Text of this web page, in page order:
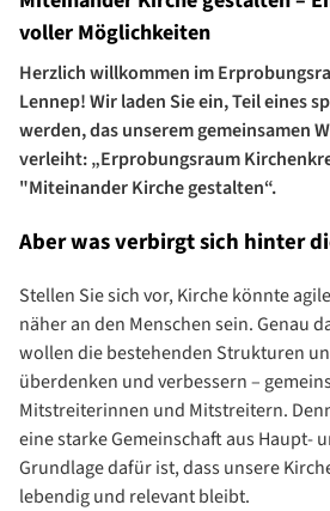
voller Möglichkeiten
Herzlich willkommen im
Lennep! Wir laden Sie ein, Teil eines
werden, das unserem gemeinsamen
verleiht: „Erprobungsraum
"Miteinander Kirche gestalten“.
Aber was verbirgt sich hinter
Stellen Sie sich vor, Kirche könnte
näher an den Menschen sein. Genau
wollen die bestehenden Strukturen
überdenken und verbessern –
Mitstreiterinnen und Mitstreitern.
eine starke Gemeinschaft aus Haupt-
Grundlage dafür ist, dass unsere
lebendig und relevant bleibt.